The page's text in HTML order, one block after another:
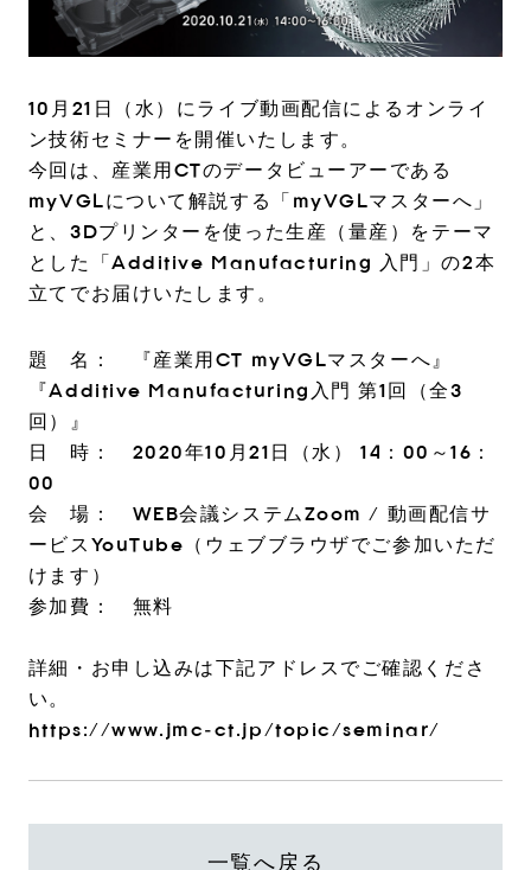
10月21日（水）にライブ動画配信によるオンライ
ン技術セミナーを開催いたします。
今回は、産業用CTのデータビューアーである
myVGLについて解説する「myVGLマスターへ」
と、3Dプリンターを使った生産（量産）をテーマ
とした「Additive Manufacturing 入門」の2本
立てでお届けいたします。
題 名： 『産業用CT myVGLマスターへ』
『Additive Manufacturing入門 第1回（全3
回）』
日 時： 2020年10月21日（水） 14：00～16：
00
会 場： WEB会議システムZoom / 動画配信サ
ービスYouTube（ウェブブラウザでご参加いただ
けます）
参加費： 無料
詳細・お申し込みは下記アドレスでご確認くださ
い。
https://www.jmc-ct.jp/topic/seminar/
一覧へ戻る